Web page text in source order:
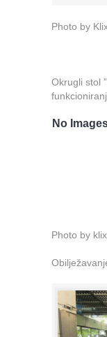
Photo by
Okrugli stol
No
Photo by